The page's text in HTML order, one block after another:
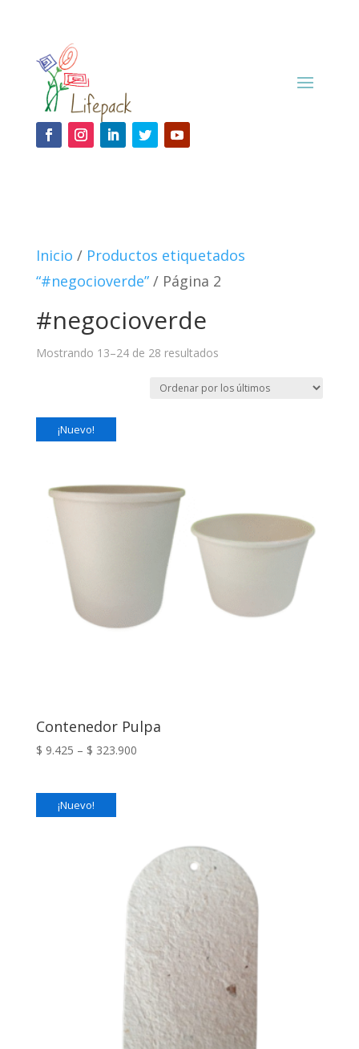
Inicio / Productos etiquetados
“#negocioverde”/ Página 2
#negocioverde
Mostrando 13–24 de 28 resultados
¡Nuevo!
Contenedor Pulpa
$ 9.425 – $ 323.900
¡Nuevo!